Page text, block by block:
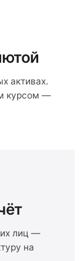
активах.
курсом —
лиц —
на